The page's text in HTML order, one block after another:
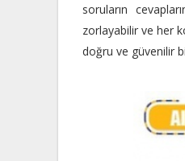
soruların
zorlayabilir ve her
doğru ve güvenilir